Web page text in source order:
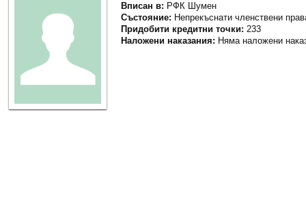
Вписан в: РФК Шумен
Състояние: Непрекъснати членствени
Придобити кредитни точки: 233
Наложени наказания: Няма наложени